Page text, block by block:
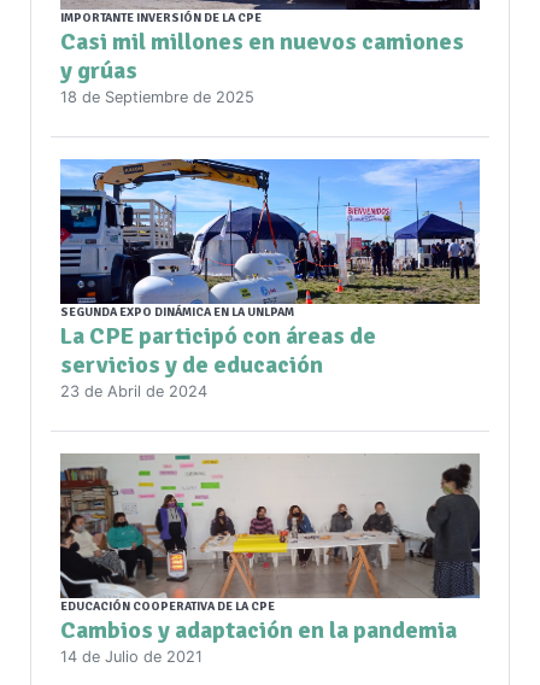
IMPORTANTE INVERSIÓN DE LA CPE
Casi mil millones en nuevos camiones
y grúas
18 de Septiembre de 2025
SEGUNDA EXPO DINÁMICA EN LA UNLPAM
La CPE participó con áreas de
servicios y de educación
23 de Abril de 2024
EDUCACIÓN COOPERATIVA DE LA CPE
Cambios y adaptación en la pandemia
14 de Julio de 2021